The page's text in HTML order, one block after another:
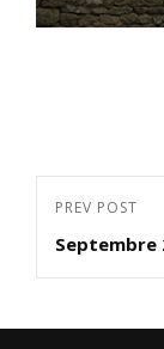
de
l’article
Previous
Post
PREV POST
Septembre